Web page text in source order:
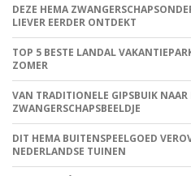
DEZE HEMA
LIEVER EERDER ONTDEKT
TOP 5 BESTE LANDAL
ZOMER
VAN TRADITIONELE GIPSBUIK NAAR
ZWANGERSCHAPSBEELDJE
DIT HEMA BUITENSPEELGOED
NEDERLANDSE TUINEN